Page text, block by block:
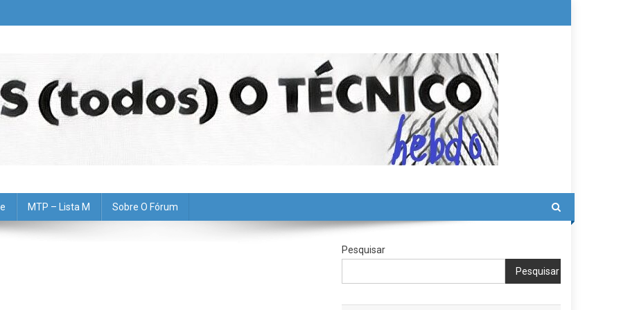
MTP – Lista M Sobre O Fórum
Pesquisar
Pesquisar